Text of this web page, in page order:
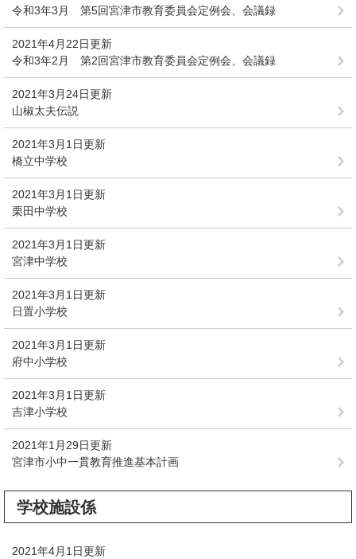
令和3年3月 第5回宮津市教育委員会定例会、会議録
2021年4月22日更新
令和3年2月 第2回宮津市教育委員会定例会、会議録
2021年3月24日更新
山椒太夫伝説
2021年3月1日更新
橋立中学校
2021年3月1日更新
栗田中学校
2021年3月1日更新
宮津中学校
2021年3月1日更新
日置小学校
2021年3月1日更新
府中小学校
2021年3月1日更新
吉津小学校
2021年1月29日更新
宮津市小中一貫教育推進基本計画
学校施設係
2021年4月1日更新